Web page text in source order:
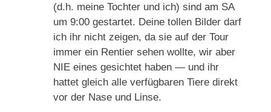
(d.h. meine Tochter und ich) sind am SA
um 9:00 gestartet. Deine tollen Bilder darf
ich ihr nicht zeigen, da sie auf der Tour
immer ein Rentier sehen wollte, wir aber
NIE eines gesichtet haben — und ihr
hattet gleich alle verfügbaren Tiere direkt
vor der Nase und Linse.